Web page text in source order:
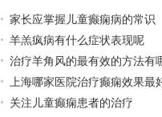
家长应掌握儿童癫痫病的常识
羊羔疯病有什么症状表现呢
治疗羊角风的最有效的方法有
上海哪家医院治疗癫痫效果最
关注儿童癫痫患者的治疗